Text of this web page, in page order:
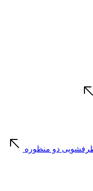
دو منظوره